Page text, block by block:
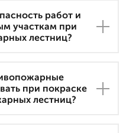
работ и
участкам при
лестниц?
при покраске
лестниц?